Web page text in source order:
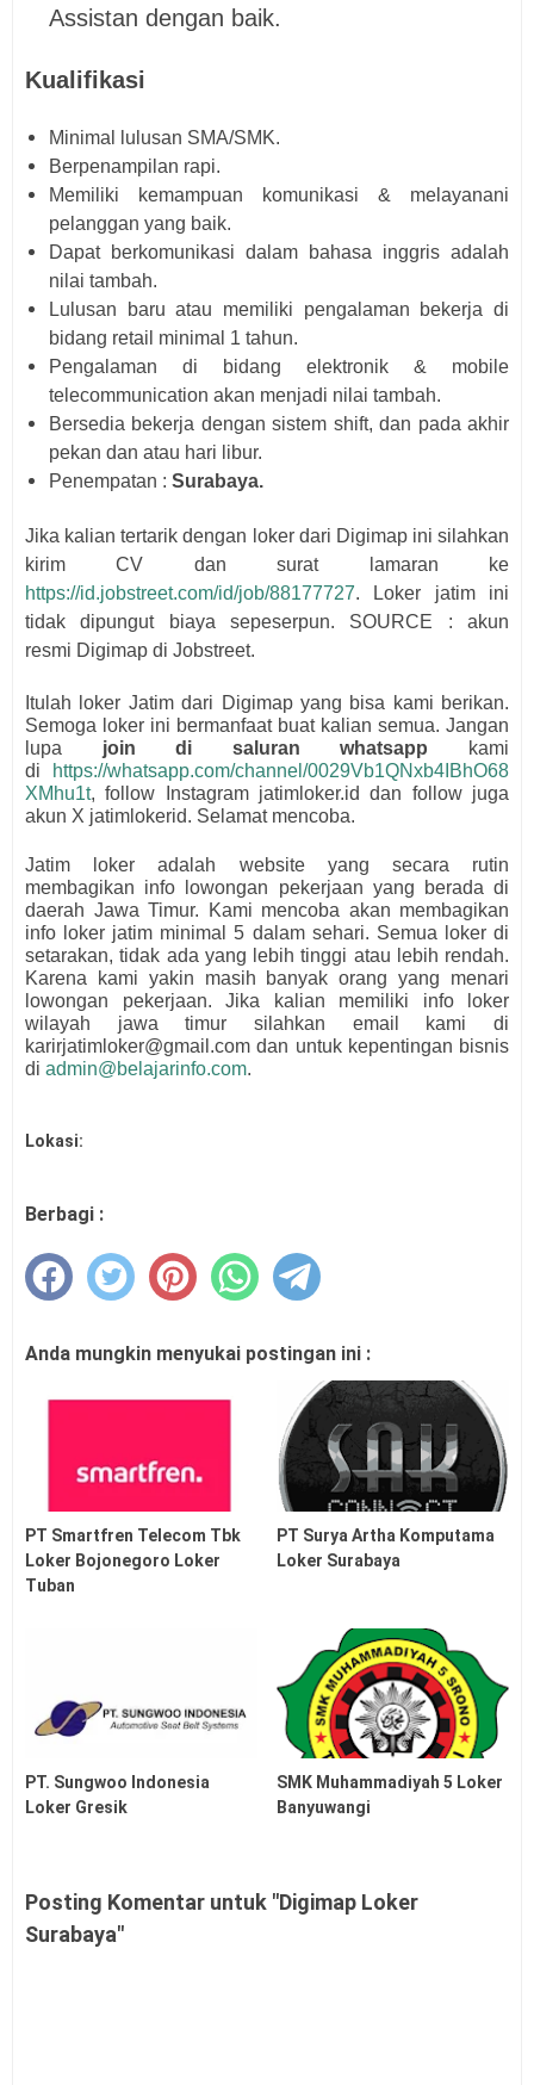
Assistan dengan baik.
Kualifikasi
Minimal lulusan SMA/SMK.
Berpenampilan rapi.
Memiliki kemampuan komunikasi & melayanani
pelanggan yang baik.
Dapat berkomunikasi dalam bahasa inggris adalah
nilai tambah.
Lulusan baru atau memiliki pengalaman bekerja di
bidang retail minimal 1 tahun.
Pengalaman di bidang elektronik & mobile
telecommunication akan menjadi nilai tambah.
Bersedia bekerja dengan sistem shift, dan pada akhir
pekan dan atau hari libur.
Penempatan : Surabaya.
Jika kalian tertarik dengan loker dari Digimap ini silahkan
kirim CV dan surat lamaran ke
https://id.jobstreet.com/id/job/88177727. Loker jatim ini
tidak dipungut biaya sepeserpun. SOURCE : akun
resmi Digimap di Jobstreet.
Itulah loker Jatim dari Digimap yang bisa kami berikan.
Semoga loker ini bermanfaat buat kalian semua. Jangan
lupa join di saluran whatsapp kami
di
https://whatsapp.com/channel/0029Vb1QNxb4IBhO68
XMhu1t, follow Instagram jatimloker.id dan follow juga
akun X jatimlokerid. Selamat mencoba.
Jatim loker adalah website yang secara rutin
membagikan info lowongan pekerjaan yang berada di
daerah Jawa Timur. Kami mencoba akan membagikan
info loker jatim minimal 5 dalam sehari. Semua loker di
setarakan, tidak ada yang lebih tinggi atau lebih rendah.
Karena kami yakin masih banyak orang yang menari
lowongan pekerjaan. Jika kalian memiliki info loker
wilayah jawa timur silahkan email kami di
karirjatimloker@gmail.com dan untuk kepentingan bisnis
di admin@belajarinfo.com.
Lokasi:
Berbagi :
Anda mungkin menyukai postingan ini :
PT Smartfren Telecom Tbk
Loker Bojonegoro Loker
Tuban
PT Surya Artha Komputama
Loker Surabaya
PT. Sungwoo Indonesia
Loker Gresik
SMK Muhammadiyah 5 Loker
Banyuwangi
Posting Komentar untuk "Digimap Loker
Surabaya"